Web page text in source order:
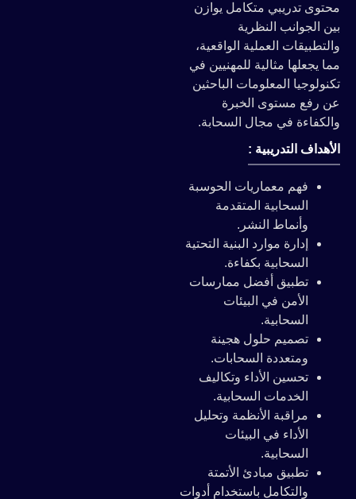
محتوى تدريبي متكامل يوازن
بين الجوانب النظرية
والتطبيقات العملية الواقعية،
مما يجعلها مثالية للمهنيين في
تكنولوجيا المعلومات الباحثين
عن رفع مستوى الخبرة
والكفاءة في مجال السحابة.
الأهداف التدريبية :
فهم معماريات الحوسبة
السحابية المتقدمة
وأنماط النشر.
إدارة موارد البنية التحتية
السحابية بكفاءة.
تطبيق أفضل ممارسات
الأمن في البيئات
السحابية.
تصميم حلول هجينة
ومتعددة السحابات.
تحسين الأداء وتكاليف
الخدمات السحابية.
مراقبة الأنظمة وتحليل
الأداء في البيئات
السحابية.
تطبيق مبادئ الأتمتة
والتكامل باستخدام أدوات